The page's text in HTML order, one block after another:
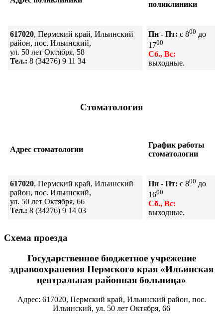
поликлиники
617020, Пермский край, Ильинский
район, пос. Ильинский,
ул. 50 лет Октября, 58
Тел.: 8 (34276) 9 11 34
Пн - Пт: с 800 до
1700
Сб., Вс:
выходные.
Стоматология
Адрес стоматологии
График работы
стоматологии
617020, Пермский край, Ильинский
район, пос. Ильинский,
ул. 50 лет Октября, 66
Тел.: 8 (34276) 9 14 03
Пн - Пт: с 800 до
1600
Сб., Вс:
выходные.
Схема проезда
Государственное бюджетное учрежение
здравоохранения Пермского края «Ильинская
центральная районная больница»
Адрес: 617020, Пермский край, Ильинский район, пос.
Ильинский, ул. 50 лет Октября, 66